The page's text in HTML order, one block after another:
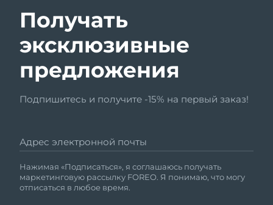
Получать
эксклюзивные
предложения
Подпишитесь и получите -15% на первый заказ!
Адрес электронной почты
Нажимая «Подписаться», я соглашаюсь получать
маркетинговую рассылку FOREO. Я понимаю, что могу
отписаться в любое время.